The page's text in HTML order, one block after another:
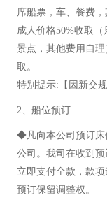
席船票，车、餐费
成人价格50%收取
景点，其他费用自
取。
特别提示:【因新交
2、船位预订
◆凡向本公司预订床
公司。我司在收到
立即支付全款，款
预订保留调整权。